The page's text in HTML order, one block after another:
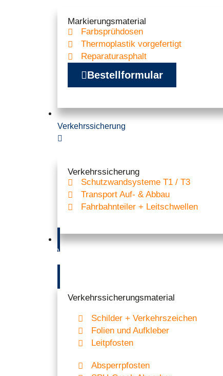
Markierungsmaterial
Farbsprühdosen
Thermoplastik vorgefertigt
Reparaturasphalt
Bestellformular
Verkehrssicherung
Verkehrssicherung
Schutzwand­systeme T1 / T3
Transport Auf- & Abbau
Fahrbahnteiler + Leitschwellen
Verkehrssicherungsmaterial
Verkehrssicherungs­­material
Schilder + Verkehrszeichen
Folien und Aufkleber
Leitpfosten
Absperrpfosten